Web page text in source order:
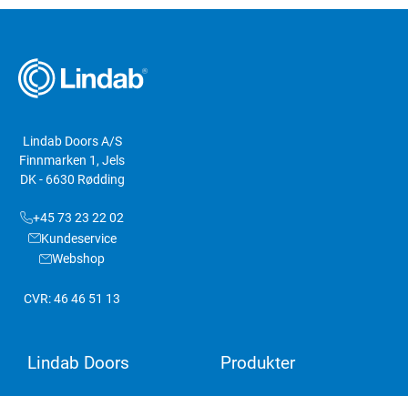
Lindab Doors A/S
Finnmarken 1, Jels
DK - 6630 Rødding
+45 73 23 22 02
Kundeservice
Webshop
CVR: 46 46 51 13
Lindab Doors Produkter